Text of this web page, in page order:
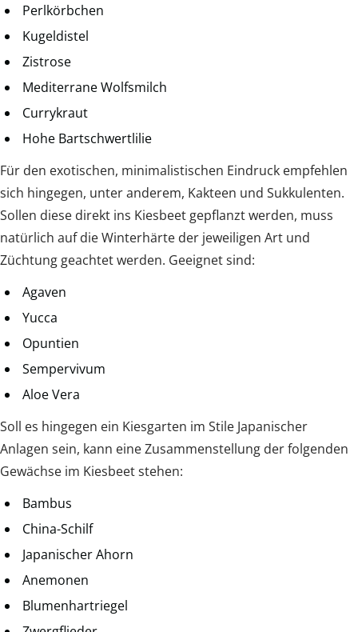
Perlkörbchen
Kugeldistel
Zistrose
Mediterrane Wolfsmilch
Currykraut
Hohe Bartschwertlilie
Für den exotischen, minimalistischen Eindruck empfehlen
sich hingegen, unter anderem, Kakteen und Sukkulenten.
Sollen diese direkt ins Kiesbeet gepflanzt werden, muss
natürlich auf die Winterhärte der jeweiligen Art und
Züchtung geachtet werden. Geeignet sind:
Agaven
Yucca
Opuntien
Sempervivum
Aloe Vera
Soll es hingegen ein Kiesgarten im Stile Japanischer
Anlagen sein, kann eine Zusammenstellung der folgenden
Gewächse im Kiesbeet stehen:
Bambus
China-Schilf
Japanischer Ahorn
Anemonen
Blumenhartriegel